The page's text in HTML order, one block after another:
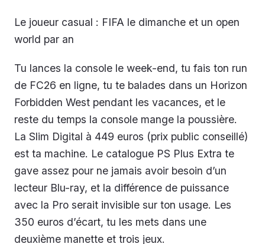
Le joueur casual : FIFA le dimanche et un open
world par an
Tu lances la console le week-end, tu fais ton run
de FC26 en ligne, tu te balades dans un Horizon
Forbidden West pendant les vacances, et le
reste du temps la console mange la poussière.
La Slim Digital à 449 euros (prix public conseillé)
est ta machine. Le catalogue PS Plus Extra te
gave assez pour ne jamais avoir besoin d’un
lecteur Blu-ray, et la différence de puissance
avec la Pro serait invisible sur ton usage. Les
350 euros d’écart, tu les mets dans une
deuxième manette et trois jeux.